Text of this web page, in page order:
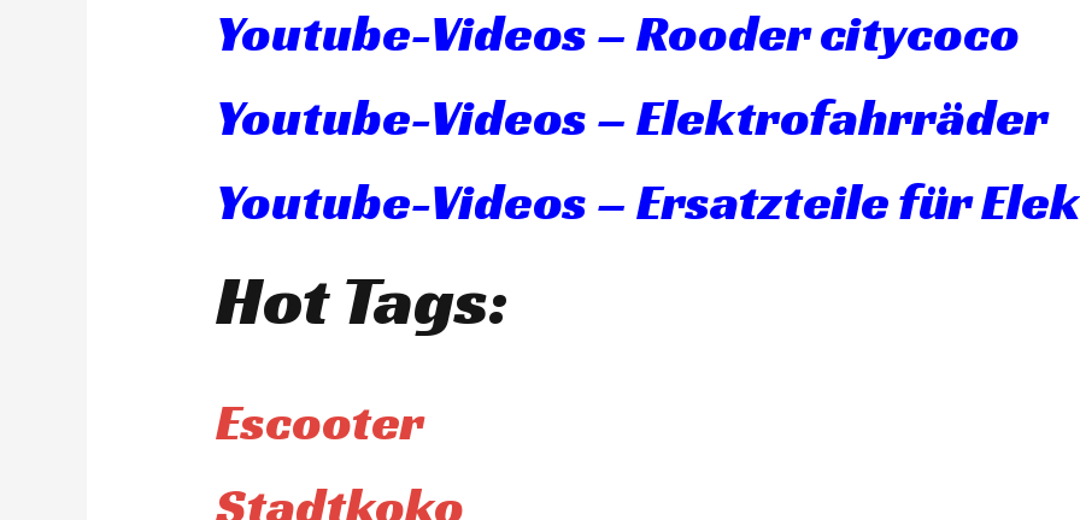
Youtube-Videos – Rooder citycoco
Youtube-Videos – Elektrofahrräder
Youtube-Videos – Ersatzteile für
Hot Tags:
Escooter
Stadtkoko